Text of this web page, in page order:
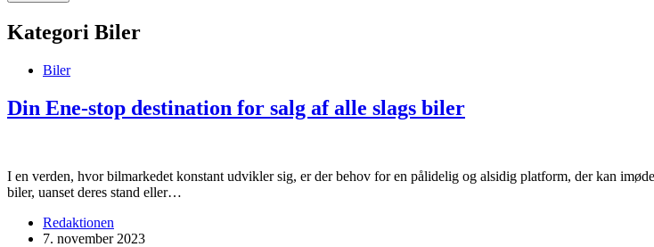
Kategori Biler
Biler
Din Ene-stop destination for salg af alle slags biler
I en verden, hvor bilmarkedet konstant udvikler sig, er der behov for en pålidelig og alsidig platform, der kan
biler, uanset deres stand eller…
Redaktionen
7. november 2023